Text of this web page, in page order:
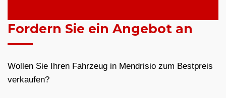
Fordern Sie ein Angebot an
Wollen Sie Ihren Fahrzeug in Mendrisio zum Bestpreis
verkaufen?